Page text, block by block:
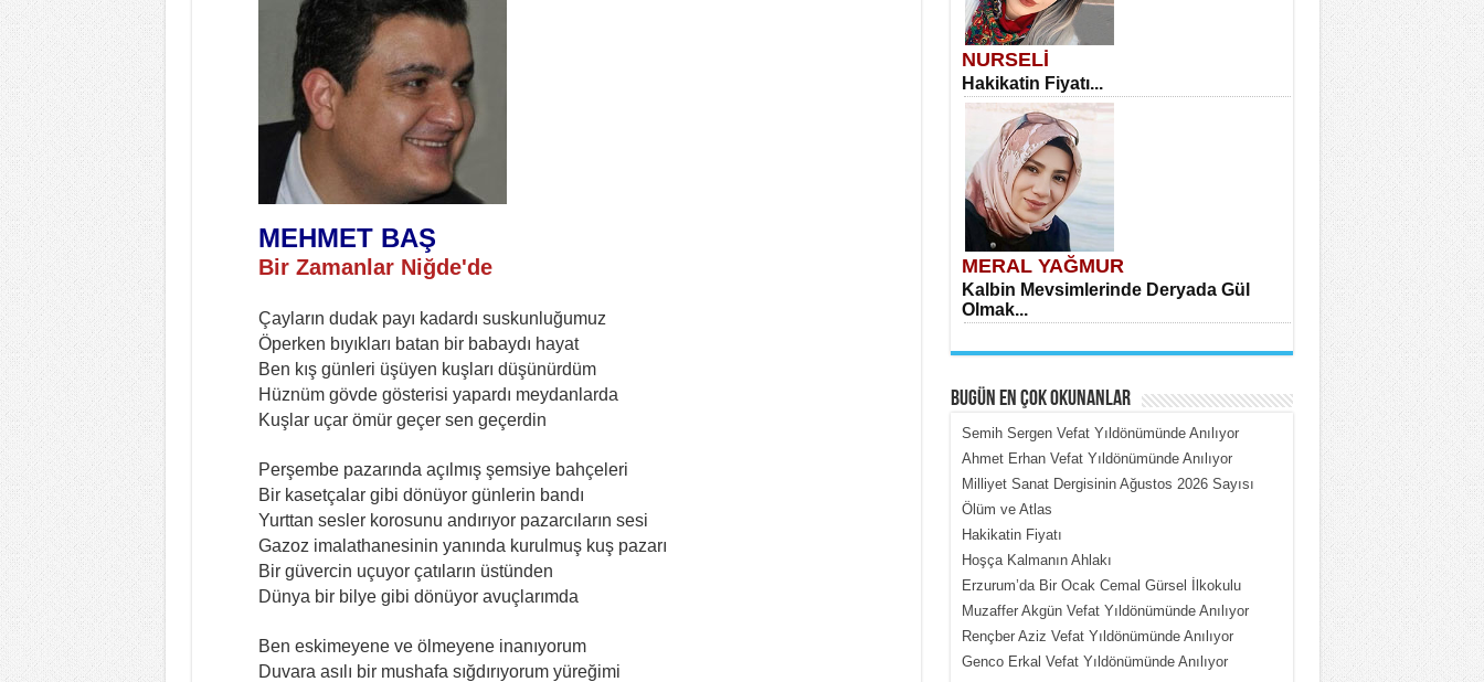
MEHMET BAŞ
Bir Zamanlar Niğde'de
Çayların dudak payı kadardı suskunluğumuz
Öperken bıyıkları batan bir babaydı hayat
Ben kış günleri üşüyen kuşları düşünürdüm
Hüznüm gövde gösterisi yapardı meydanlarda
Kuşlar uçar ömür geçer sen geçerdin
Perşembe pazarında açılmış şemsiye bahçeleri
Bir kasetçalar gibi dönüyor günlerin bandı
Yurttan sesler korosunu andırıyor pazarcıların sesi
Gazoz imalathanesinin yanında kurulmuş kuş pazarı
Bir güvercin uçuyor çatıların üstünden
Dünya bir bilye gibi dönüyor avuçlarımda
Ben eskimeyene ve ölmeyene inanıyorum
Duvara asılı bir mushafa sığdırıyorum yüreğimi
NURSELİ
Hakikatin Fiyatı...
MERAL YAĞMUR
Kalbin Mevsimlerinde Deryada Gül
Olmak...
MEHMET ÇOBAN
İçerdeki Put Dışardaki Maskeler...
BUGÜN EN ÇOK OKUNANLAR
Semih Sergen Vefat Yıldönümünde Anılıyor
Ahmet Erhan Vefat Yıldönümünde Anılıyor
Milliyet Sanat Dergisinin Ağustos 2026 Sayısı
Ölüm ve Atlas
Hakikatin Fiyatı
Hoşça Kalmanın Ahlakı
Erzurum’da Bir Ocak Cemal Gürsel İlkokulu
Muzaffer Akgün Vefat Yıldönümünde Anılıyor
Rençber Aziz Vefat Yıldönümünde Anılıyor
Genco Erkal Vefat Yıldönümünde Anılıyor